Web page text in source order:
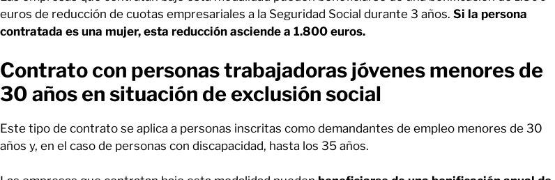
euros de reducción de cuotas empresariales a la Seguridad Social durante 3 años. Si la persona
contratada es una mujer, esta reducción asciende a 1.800 euros.
Contrato con personas trabajadoras jóvenes menores de
30 años en situación de exclusión social
Este tipo de contrato se aplica a personas inscritas como demandantes de empleo menores de 30
años y, en el caso de personas con discapacidad, hasta los 35 años.